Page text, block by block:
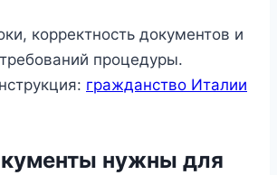
корректность документов и
процедуры.
гражданство Италии
нужны для